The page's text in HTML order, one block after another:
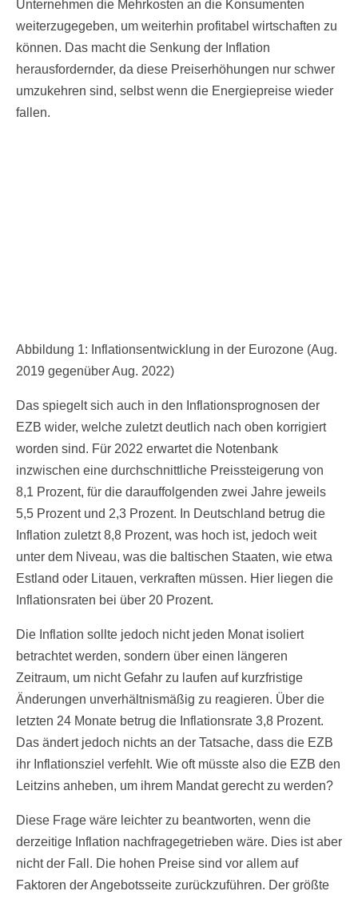
Unternehmen die Mehrkosten an die Konsumenten
weiterzugegeben, um weiterhin profitabel wirtschaften zu
können. Das macht die Senkung der Inflation
herausfordernder, da diese Preiserhöhungen nur schwer
umzukehren sind, selbst wenn die Energiepreise wieder
fallen.
Abbildung 1: Inflationsentwicklung in der Eurozone (Aug.
2019 gegenüber Aug. 2022)
Das spiegelt sich auch in den Inflationsprognosen der
EZB wider, welche zuletzt deutlich nach oben korrigiert
worden sind. Für 2022 erwartet die Notenbank
inzwischen eine durchschnittliche Preissteigerung von
8,1 Prozent, für die darauffolgenden zwei Jahre jeweils
5,5 Prozent und 2,3 Prozent. In Deutschland betrug die
Inflation zuletzt 8,8 Prozent, was hoch ist, jedoch weit
unter dem Niveau, was die baltischen Staaten, wie etwa
Estland oder Litauen, verkraften müssen. Hier liegen die
Inflationsraten bei über 20 Prozent.
Die Inflation sollte jedoch nicht jeden Monat isoliert
betrachtet werden, sondern über einen längeren
Zeitraum, um nicht Gefahr zu laufen auf kurzfristige
Änderungen unverhältnismäßig zu reagieren. Über die
letzten 24 Monate betrug die Inflationsrate 3,8 Prozent.
Das ändert jedoch nichts an der Tatsache, dass die EZB
ihr Inflationsziel verfehlt. Wie oft müsste also die EZB den
Leitzins anheben, um ihrem Mandat gerecht zu werden?
Diese Frage wäre leichter zu beantworten, wenn die
derzeitige Inflation nachfragegetrieben wäre. Dies ist aber
nicht der Fall. Die hohen Preise sind vor allem auf
Faktoren der Angebotsseite zurückzuführen. Der größte